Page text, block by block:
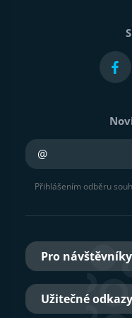
Přihlášením odběru
Pro návštěvníky
Užitečné odkazy